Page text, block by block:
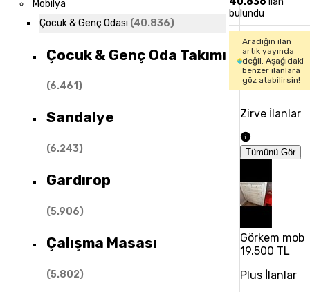
Mobilya
Çocuk & Genç Odası (40.836)
Çocuk & Genç Oda Takımı
(6.461)
Sandalye
(6.243)
Gardırop
(5.906)
Çalışma Masası
(5.802)
bulundu
Aradığın ilan
artık yayında
değil. Aşağıdaki
benzer ilanlara
göz atabilirsin!
Zirve İlanlar
Tümünü Gör
Görkem
19.500 TL
Plus İlanlar